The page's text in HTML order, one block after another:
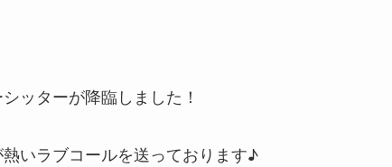
ッターが降臨しました！
いラブコールを送っております♪